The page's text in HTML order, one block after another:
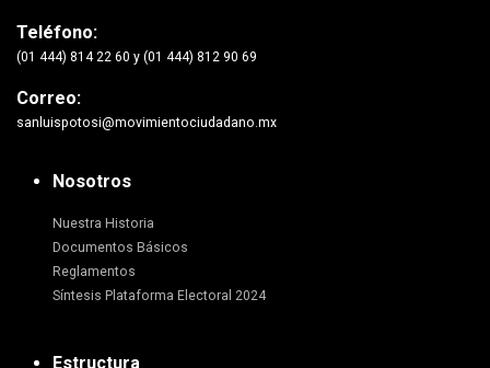
Teléfono:
(01 444) 814 22 60 y (01 444) 812 90 69
Correo:
sanluispotosi@movimientociudadano.mx
Nosotros
Nuestra Historia
Documentos Básicos
Reglamentos
Síntesis Plataforma Electoral 2024
Estructura